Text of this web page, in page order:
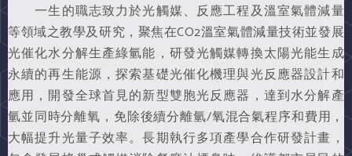
一生的職志致力於光觸媒、反應工程及溫室氣體減量
等領域之教學及研究，聚焦在CO2溫室氣體減量技術並發展
光催化水分解生產綠氫能，研發光觸媒轉換太陽光能生成
永續的再生能源，探索基礎光催化機理與光反應器設計和
應用，開發全球首見的新型雙胞光反應器，達到水分解產
氫並同時分離氧，免除後續分離氫/氧混合氣程序和費用，
大幅提升光量子效率。長期執行多項產學合作研發計畫，